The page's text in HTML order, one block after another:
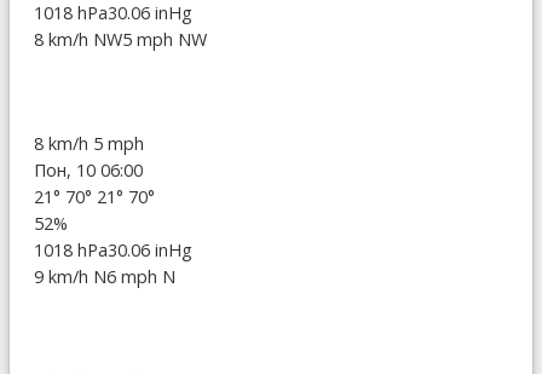
1018 hPa30.06 inHg
8 km/h NW5 mph NW
8 km/h 5 mph
Пон, 10 06:00
21° 70° 21° 70°
52%
1018 hPa30.06 inHg
9 km/h N6 mph N